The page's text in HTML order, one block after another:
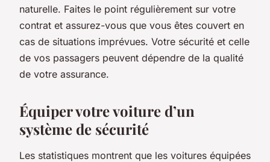
naturelle. Faites le point régulièrement sur votre
contrat et assurez-vous que vous êtes couvert en
cas de situations imprévues. Votre sécurité et celle
de vos passagers peuvent dépendre de la qualité
de votre assurance.
Équiper votre voiture d’un
système de sécurité
Les statistiques montrent que les voitures équipées